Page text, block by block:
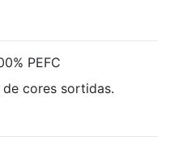
PEFC
cores sortidas.